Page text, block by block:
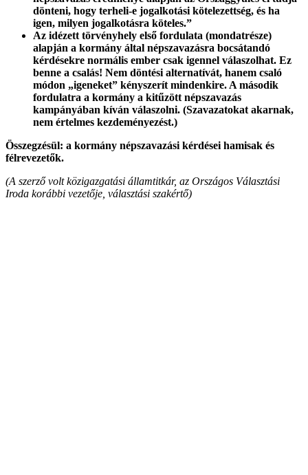
dönteni, hogy terheli-e jogalkotási kötelezettség, és ha
igen, milyen jogalkotásra köteles.”
Az idézett törvényhely első fordulata (mondatrésze)
alapján a kormány által népszavazásra bocsátandó
kérdésekre normális ember csak igennel válaszolhat. Ez
benne a csalás! Nem döntési alternatívát, hanem csaló
módon „igeneket” kényszerít mindenkire. A második
fordulatra a kormány a kitűzött népszavazás
kampányában kíván válaszolni. (Szavazatokat akarnak,
nem értelmes kezdeményezést.)
Összegzésül: a kormány népszavazási kérdései hamisak és
félrevezetők.
(A szerző volt közigazgatási államtitkár, az Országos Választási
Iroda korábbi vezetője, választási szakértő)